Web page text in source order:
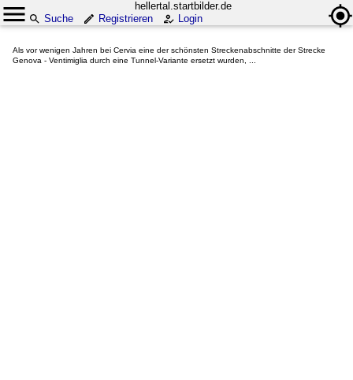
hellertal.startbilder.de
Suche
Registrieren Login
Als vor wenigen Jahren bei Cervia eine der schönsten Streckenabschnitte der Strecke
Genova - Ventimiglia durch eine Tunnel-Variante ersetzt wurden, ...